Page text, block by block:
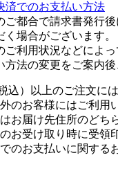
済でのお支払い方法
ご都合で請求書発行
く場合がございます。
ご利用状況などによ
方法の変更をご案内
込）以上のご注文に
のお客様にはご利用
お届け先住所のどち
お受け取り時に受領
のお支払いに関する